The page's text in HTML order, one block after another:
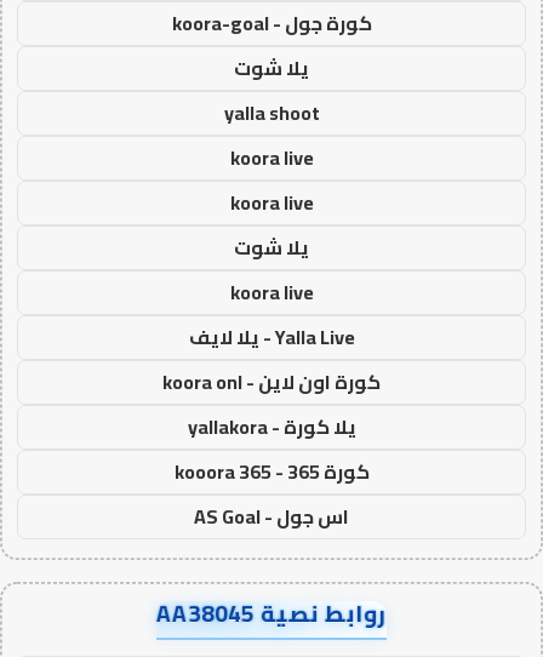
كورة جول - koora-goal
يلا شوت
yalla shoot
koora live
koora live
يلا شوت
koora live
Yalla Live - يلا لايف
كورة اون لاين - koora onl
يلا كورة - yallakora
كورة 365 - kooora 365
اس جول - AS Goal
روابط نصية AA38045